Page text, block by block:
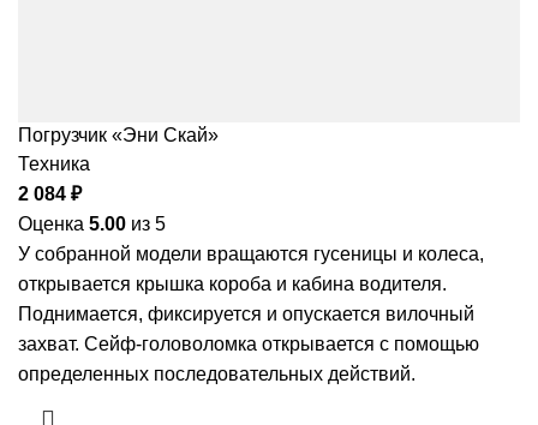
Погрузчик «Эни Скай»
Техника
2 084 ₽
Оценка 5.00 из 5
У собранной модели вращаются гусеницы и колеса,
открывается крышка короба и кабина водителя.
Поднимается, фиксируется и опускается вилочный
захват. Сейф-головоломка открывается с помощью
определенных последовательных действий.